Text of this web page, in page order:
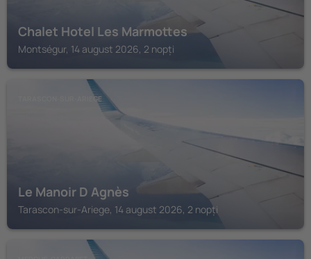
Chalet Hotel Les Marmottes
Montségur, 14 august 2026, 2 nopți
TARASCON-SUR-ARIEGE
Le Manoir D Agnès
Tarascon-sur-Ariege, 14 august 2026, 2 nopți